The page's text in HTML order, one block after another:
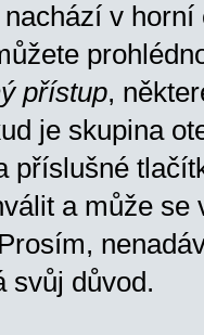
v horní
přístup,
je skupina
příslušné
a může se
svůj důvod.